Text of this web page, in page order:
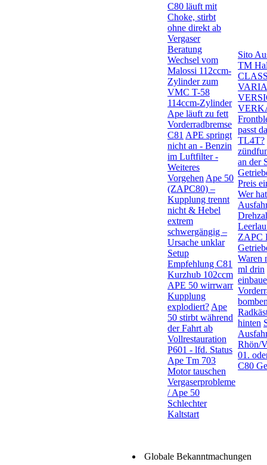
C80 läuft mit
Choke, stirbt
ohne direkt ab
Vergaser
Beratung
Wechsel vom
Malossi 112ccm-
Zylinder zum
VMC T-58
114ccm-Zylinder
Ape läuft zu fett
Vorderradbremse
C81 APE springt
nicht an - Benzin
im Luftfilter -
Weiteres
Vorgehen Ape 50
(ZAPC80) –
Kupplung trennt
nicht & Hebel
extrem
schwergängig –
Ursache unklar
Setup
Empfehlung C81
Kurzhub 102ccm
APE 50 wirrwarr
Kupplung
explodiert? Ape
50 stirbt während
der Fahrt ab
Vollrestauration
P601 - lfd. Status
Ape Tm 703
Motor tauschen
Vergaserprobleme
/ Ape 50
Schlechter
Kaltstart
Sito
TM
passt
TL4T?
an der
Preis
Wer
ZAPC
Waren
ml drin
hinten
Rhön/
01.
C80
Globale Bekanntmachungen